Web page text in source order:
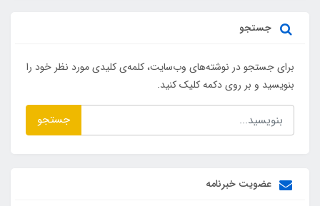
جستجو
برای جستجو در نوشته‌های وب‌سایت، کلمه‌ی کلیدی مورد نظر خود را
بنویسید و بر روی دکمه کلیک کنید.
جستجو
عضویت خبرنامه